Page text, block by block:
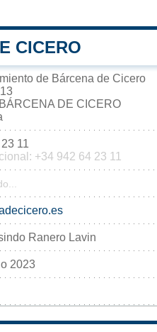
CICERO
de Bárcena de Cicero
DE CICERO
11
+34 942 64 23 11
Ranero Lavin
2023